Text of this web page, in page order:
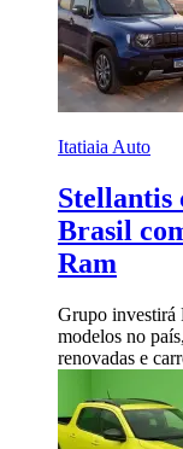
Itatiaia Auto
Stellantis
Brasil
Ram
Grupo investirá
modelos no
renovadas e